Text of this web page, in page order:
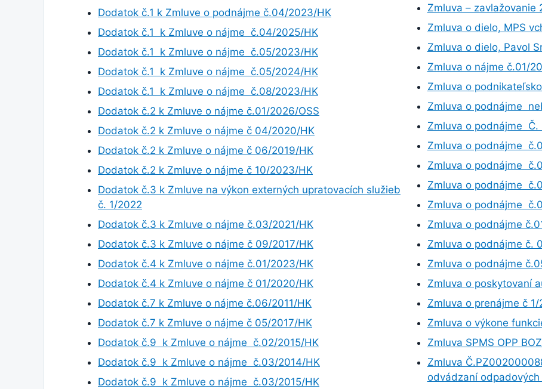
Dodatok č.1 k Zmluve o podnájme č.04/2023/HK
Dodatok č.1 k Zmluve o nájme č.04/2025/HK
Dodatok č.1 k Zmluve o nájme č.05/2023/HK
Dodatok č.1 k Zmluve o nájme č.05/2024/HK
Dodatok č.1 k Zmluve o nájme č.08/2023/HK
Dodatok č.2 k Zmluve o nájme č.01/2026/OSS
Dodatok č.2 k Zmluve o nájme č 04/2020/HK
Dodatok č.2 k Zmluve o nájme č 06/2019/HK
Dodatok č.2 k Zmluve o nájme č 10/2023/HK
Dodatok č.3 k Zmluve na výkon externých upratovacích služieb
č. 1/2022
Dodatok č.3 k Zmluve o nájme č.03/2021/HK
Dodatok č.3 k Zmluve o nájme č 09/2017/HK
Dodatok č.4 k Zmluve o nájme č.01/2023/HK
Dodatok č.4 k Zmluve o nájme č 01/2020/HK
Dodatok č.7 k Zmluve o nájme č.06/2011/HK
Dodatok č.7 k Zmluve o nájme č 05/2017/HK
Dodatok č.9 k Zmluve o nájme č.02/2015/HK
Dodatok č.9 k Zmluve o nájme č.03/2014/HK
Dodatok č.9 k Zmluve o nájme č.03/2015/HK
Zmluva – zavlažovanie
Zmluva o dielo, MPS
Zmluva o dielo, Pavol
Zmluva o nájme č.01/
Zmluva o
Zmluva o podnájme
Zmluva o podnájme Č.
Zmluva o podnájme
Zmluva o podnájme
Zmluva o podnájme
Zmluva o podnájme
Zmluva o podnájme
Zmluva o podnájme č.
Zmluva o podnájme
Zmluva o poskytovaní
Zmluva o prenájme č
Zmluva o výkone
Zmluva SPMS OPP
Zmluva
odvádzaní odpadových